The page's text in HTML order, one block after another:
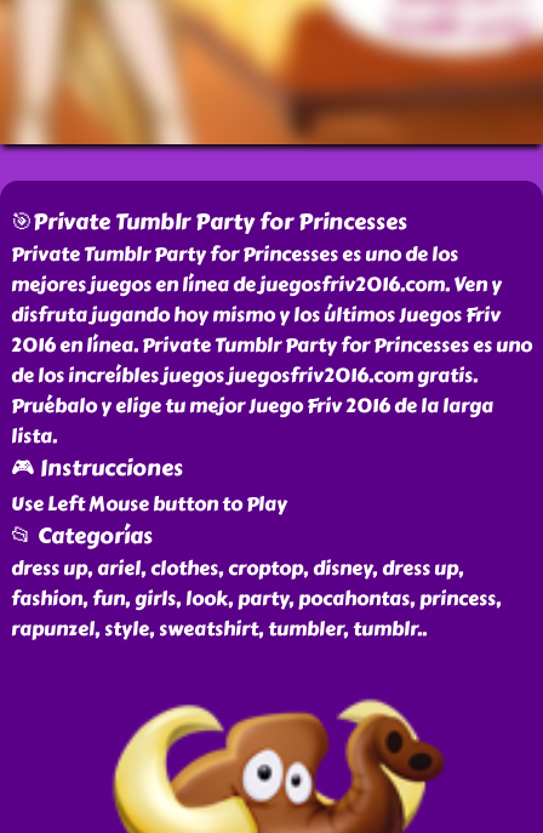
🎯Private Tumblr Party for Princesses
Private Tumblr Party for Princesses es uno de los
mejores juegos en línea de juegosfriv2016.com. Ven y
disfruta jugando hoy mismo y los últimos Juegos Friv
2016 en línea. Private Tumblr Party for Princesses es uno
de los increíbles juegos juegosfriv2016.com gratis.
Pruébalo y elige tu mejor Juego Friv 2016 de la larga
lista.
🎮 Instrucciones
Use Left Mouse button to Play
📂 Categorías
dress up, ariel, clothes, croptop, disney, dress up,
fashion, fun, girls, look, party, pocahontas, princess,
rapunzel, style, sweatshirt, tumbler, tumblr..